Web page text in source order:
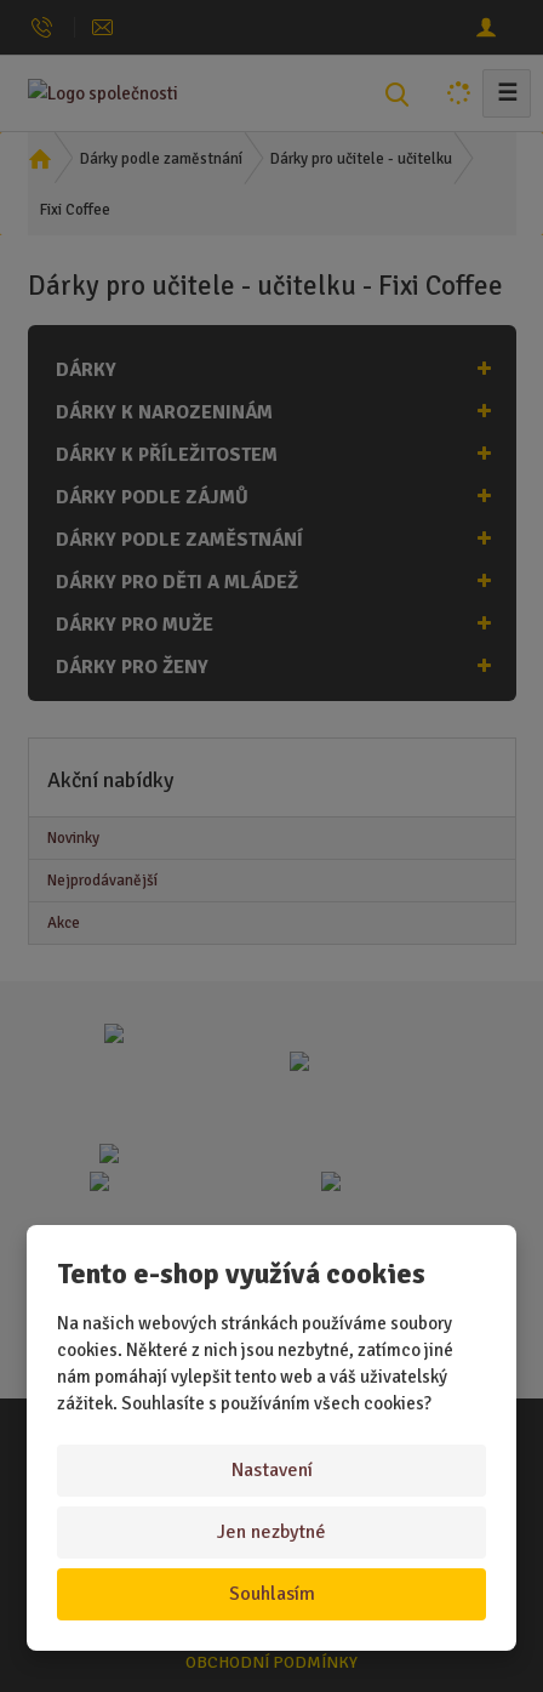
Tento e-shop využívá cookies
Na našich webových stránkách používáme soubory
cookies. Některé z nich jsou nezbytné, zatímco jiné
nám pomáhají vylepšit tento web a váš uživatelský
zážitek. Souhlasíte s používáním všech cookies?
Nastavení
Jen nezbytné
Souhlasím
h
a
☰
Ú
o
í
n
a
Dárky podle zaměstnání Dárky pro učitele - učitelku
Fixi Coffee
Dárky pro učitele - učitelku - Fixi Coffee
DÁRKY
DÁRKY K NAROZENINÁM
DÁRKY K PŘÍLEŽITOSTEM
DÁRKY PODLE ZÁJMŮ
DÁRKY PODLE ZAMĚSTNÁNÍ
DÁRKY PRO DĚTI A MLÁDEŽ
DÁRKY PRO MUŽE
DÁRKY PRO ŽENY
Akční nabídky
Novinky
Nejprodávanější
Akce
Vše o nákupu
NÁKUPNÍ RÁDCE
TERMÍNY ODESLÁNÍ ZBOŽÍ
ZPŮSOB DORUČENÍ
OBCHODNÍ PODMÍNKY